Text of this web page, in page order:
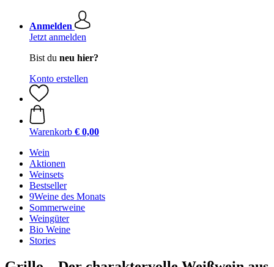
Anmelden
Jetzt anmelden
Bist du neu hier?
Konto erstellen
Warenkorb € 0,00
Wein
Aktionen
Weinsets
Bestseller
9Weine des Monats
Sommerweine
Weingüter
Bio Weine
Stories